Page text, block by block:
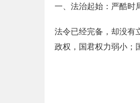
一、法治起始：严酷时
法令已经完备，却没有
政权，国君权力弱小；